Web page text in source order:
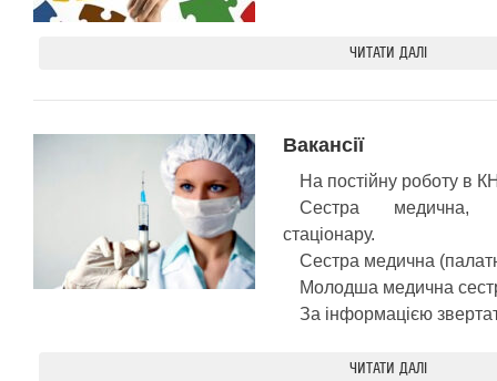
ЧИТАТИ ДАЛІ
Вакансії
На постійну роботу в
Сестра медична,
стаціонару.
Сестра медична
Молодша медична
За інформацією
ЧИТАТИ ДАЛІ